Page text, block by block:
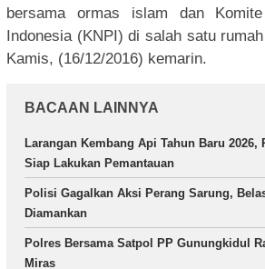
bersama ormas islam dan
Indonesia (KNPI) di salah satu
Kamis, (16/12/2016) kemarin.
BACAAN LAINNYA
Larangan Kembang Api Tahun Baru 2026,
Siap Lakukan Pemantauan
Polisi Gagalkan Aksi Perang Sarung,
Diamankan
Polres Bersama Satpol PP Gunungkidul
Miras